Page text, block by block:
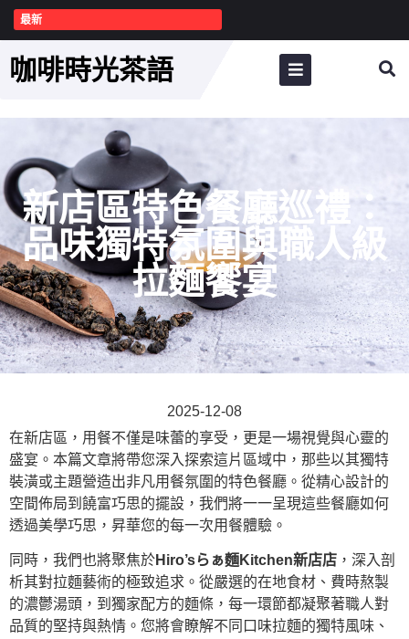
最新
咖啡時光茶語
新店區特色餐廳巡禮：
品味獨特氛圍與職人級
拉麵饗宴
2025-12-08
在新店區，用餐不僅是味蕾的享受，更是一場視覺與心靈的
盛宴。本篇文章將帶您深入探索這片區域中，那些以其獨特
裝潢或主題營造出非凡用餐氛圍的特色餐廳。從精心設計的
空間佈局到饒富巧思的擺設，我們將一一呈現這些餐廳如何
透過美學巧思，昇華您的每一次用餐體驗。
同時，我們也將聚焦於Hiro’sらぁ麵Kitchen新店店 ，深入剖
析其對拉麵藝術的極致追求。從嚴選的在地食材、費時熬製
的濃鬱湯頭，到獨家配方的麵條，每一環節都凝聚著職人對
品質的堅持與熱情。您將會瞭解不同口味拉麵的獨特風味、